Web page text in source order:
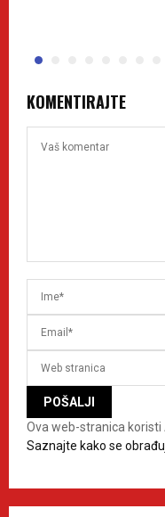
KOMENTIRAJTE
Ova web-stranica
Saznajte kako se